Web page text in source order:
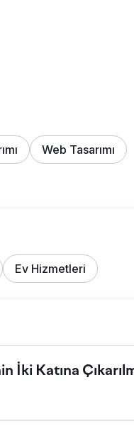
Web Tasarımı
Ev Hizmetleri
Katına